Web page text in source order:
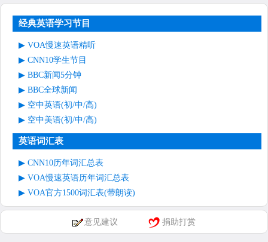
经典英语学习节目
VOA慢速英语精听
CNN10学生节目
BBC新闻5分钟
BBC全球新闻
空中英语(初/中/高)
空中美语(初/中/高)
英语词汇表
CNN10历年词汇总表
VOA慢速英语历年词汇总表
VOA官方1500词汇表(带朗读)
意见建议 捐助打赏